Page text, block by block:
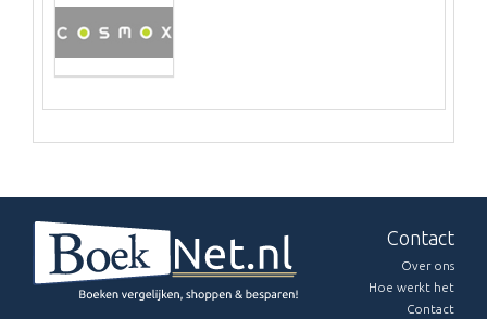
Contact
Over ons
Hoe werkt het
Contact